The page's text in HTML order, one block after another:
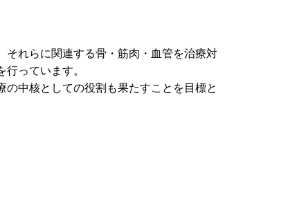
それらに関連する骨・筋肉・血管を治療対
っています。
中核としての役割も果たすことを目標と